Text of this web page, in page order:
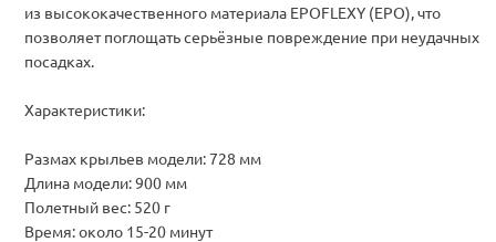
из высококачественного материала EPOFLEXY (EPO), что
позволяет поглощать серьёзные повреждение при неудачных
посадках.
Характеристики:
Размах крыльев модели: 728 мм
Длина модели: 900 мм
Полетный вес: 520 г
Время: около 15-20 минут